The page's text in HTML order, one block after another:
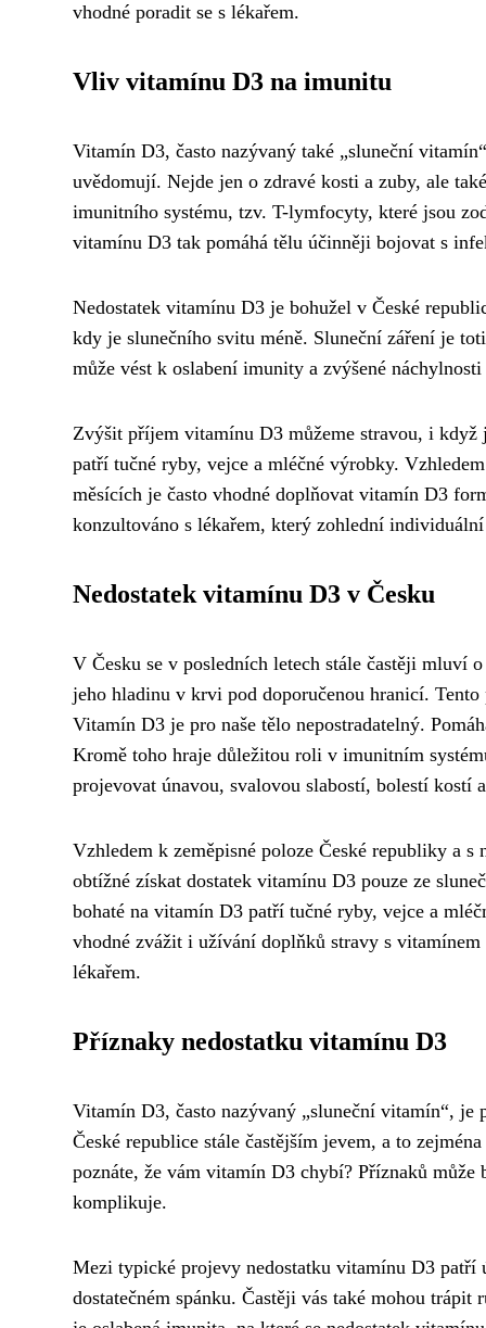
vhodné poradit se s lékařem.
Vliv vitamínu D3 na imunitu
Vitamín D3, často nazývaný také „sluneční
uvědomují. Nejde jen o zdravé kosti a zuby, ale
imunitního systému, tzv. T-lymfocyty, které jsou
vitamínu D3 tak pomáhá tělu účinněji bojovat s
Nedostatek vitamínu D3 je bohužel v České
kdy je slunečního svitu méně. Sluneční záření je
může vést k oslabení imunity a zvýšené
Zvýšit příjem vitamínu D3 můžeme stravou, i
patří tučné ryby, vejce a mléčné výrobky.
měsících je často vhodné doplňovat vitamín D3
konzultováno s lékařem, který zohlední
Nedostatek vitamínu D3 v Česku
V Česku se v posledních letech stále častěji mluví
jeho hladinu v krvi pod doporučenou hranicí.
Vitamín D3 je pro naše tělo nepostradatelný.
Kromě toho hraje důležitou roli v imunitním
projevovat únavou, svalovou slabostí, bolestí
Vzhledem k zeměpisné poloze České republiky a
obtížné získat dostatek vitamínu D3 pouze ze
bohaté na vitamín D3 patří tučné ryby, vejce a
vhodné zvážit i užívání doplňků stravy s
lékařem.
Příznaky nedostatku vitamínu D3
Vitamín D3, často nazývaný „sluneční vitamín“, je
České republice stále častějším jevem, a to
poznáte, že vám vitamín D3 chybí? Příznaků
komplikuje.
Mezi typické projevy nedostatku vitamínu D3 patří
dostatečném spánku. Častěji vás také mohou